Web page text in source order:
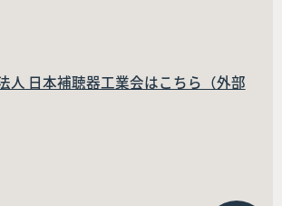
人 日本補聴器工業会はこちら（外部